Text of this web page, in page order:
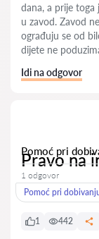
dana, a prije
u zavod. Zavod
ograđuju se od
dijete ne
Idi na odgovor
Pomoć pri
Pravo na
1 odgovor
Pomoć pri
1 442